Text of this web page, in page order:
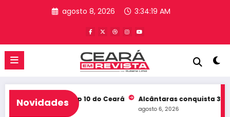
agosto 8, 2026 3:34:20 AM
Novidades
e entra no Top 10 do Ceará Alcântaras conquista 3º lugar
agosto 6, 2026